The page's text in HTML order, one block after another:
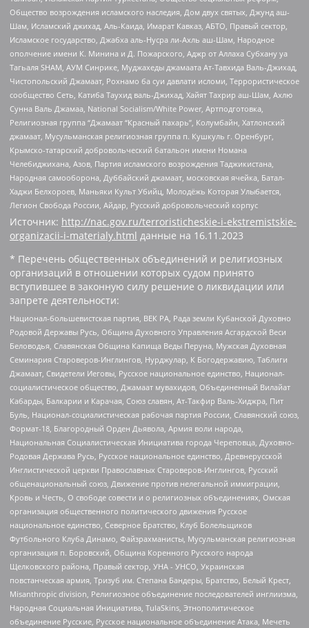
Общество возрождения исламского наследия, Дом двух святых, Джунд аш-
Шам, Исламский джихад, Аль-Каида, Имарат Кавказ, АБТО, Правый сектор,
Исламское государство, Джабха аль-Нусра ли-Ахль аш-Шам, Народное
ополчение имени К. Минина и Д. Пожарского, Аджр от Аллаха Субхану уа
Тагьаля SHAM, АУМ Синрике, Муджахеды джамаата Ат-Тавхида Валь-Джихад,
Чистопольский Джамаат, Рохнамо ба суи давлати исломи, Террористическое
сообщество Сеть, Катиба Таухид валь-Джихад, Хайят Тахрир аш-Шам, Ахлю
Сунна Валь Джамаа, National Socialism/White Power, Артподготовка,
Религиозная группа “Джамаат “Красный пахарь”, Колумбайн, Хатлонский
джамаат, Мусульманская религиозная группа п. Кушкуль г. Оренбург,
Крымско-татарский добровольческий батальон имени Номана
Челебиджихана, Азов, Партия исламского возрождения Таджикистана,
Народная самооборона, Дуббайский джамаат, московская ячейка, Батал-
Хаджи Белхороев, Маньяки Культ Убийц, Молодёжь Которая Улыбается,
Легион Свобода России, Айдар, Русский добровольческий корпус
Источник: http://nac.gov.ru/terroristicheskie-i-ekstremistskie-
organizacii-i-materialy.html данные на 16.11.2023
* Перечень общественных объединений и религиозных
организаций в отношении которых судом принято
вступившее в законную силу решение о ликвидации или
запрете деятельности:
Национал-большевистская партия, ВЕК РА, Рада земли Кубанской Духовно
Родовой Державы Русь, Община Духовного Управления Асгардской Веси
Беловодья, Славянская Община Капища Веды Перуна, Мужская Духовная
Семинария Староверов-Инглингов, Нурджулар, К Богодержавию, Таблиги
Джамаат, Свидетели Иеговы, Русское национальное единство, Национал-
социалистическое общество, Джамаат мувахидов, Объединенный Вилайат
Кабарды, Балкарии и Карачая, Союз славян, Ат-Такфир Валь-Хиджра, Пит
Буль, Национал-социалистическая рабочая партия России, Славянский союз,
Формат-18, Благородный Орден Дьявола, Армия воли народа,
Национальная Социалистическая Инициатива города Череповца, Духовно-
Родовая Держава Русь, Русское национальное единство, Древнерусской
Инглистической церкви Православных Староверов-Инглингов, Русский
общенациональный союз, Движение против нелегальной иммиграции,
Кровь и Честь, О свободе совести и о религиозных объединениях, Омская
организация общественного политического движения Русское
национальное единство, Северное Братство, Клуб Болельщиков
Футбольного Клуба Динамо, Файзрахманисты, Мусульманская религиозная
организация п. Боровский, Община Коренного Русского народа
Щелковского района, Правый сектор, УНА - УНСО, Украинская
повстанческая армия, Тризуб им. Степана Бандеры, Братство, Белый Крест,
Misanthropic division, Религиозное объединение последователей инглиизма,
Народная Социальная Инициатива, TulaSkins, Этнополитическое
объединение Русские, Русское национальное объединение Атака, Мечеть